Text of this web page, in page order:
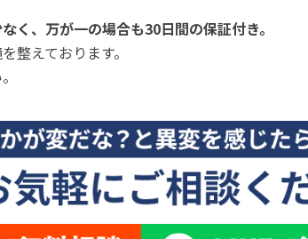
く、万が一の場合も30日間の保証付き。
整えております。